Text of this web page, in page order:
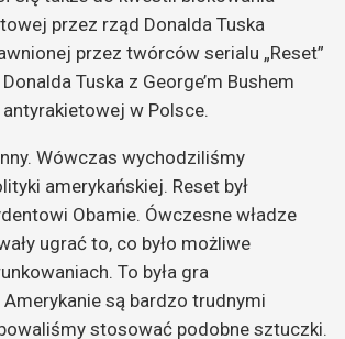
przez rząd Donalda Tuska
przez twórców serialu „Reset”
Tuska z George’m Bushem
w Polsce.
Wówczas wychodziliśmy
amerykańskiej. Reset był
Obamie. Ówczesne władze
ugrać to, co było możliwe
To była gra
są bardzo trudnymi
stosować podobne sztuczki.